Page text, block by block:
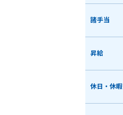
諸手当
昇給
休日・休暇